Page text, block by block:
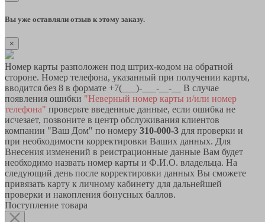
Вы уже оставляли отзыв к этому заказу.
×
Номер карты разположен под штрих-кодом на обратной
стороне. Номер телефона, указанный при получении карты,
вводится без 8 в формате +7(___)-___-__-__ В случае
появления ошибки "Неверный номер карты и/или номер
телефона" проверьте введенные данные, если ошибка не
исчезает, позвоните в центр обслуживания клиентов
компании "Ваш Дом" по номеру 310-000-3 для проверки и
при необходимости корректировки Ваших данных. Для
Внесения изменений в реистрационные данные Вам будет
необходимо назвать номер карты и Ф.И.О. владельца. На
следующий день после корректировки данных Вы сможете
привязать карту к личному кабинету для дальнейшей
проверки и накопления бонусных баллов.
Поступление товара